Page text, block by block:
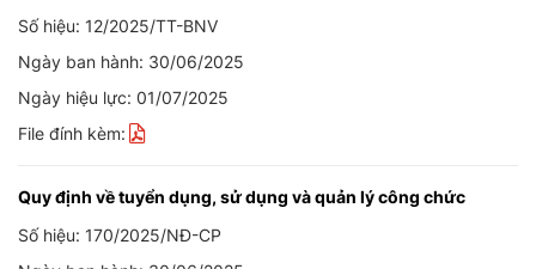
Số hiệu: 12/2025/TT-BNV
Ngày ban hành: 30/06/2025
Ngày hiệu lực: 01/07/2025
File đính kèm:
Quy định về tuyển dụng, sử dụng và quản lý công chức
Số hiệu: 170/2025/NĐ-CP